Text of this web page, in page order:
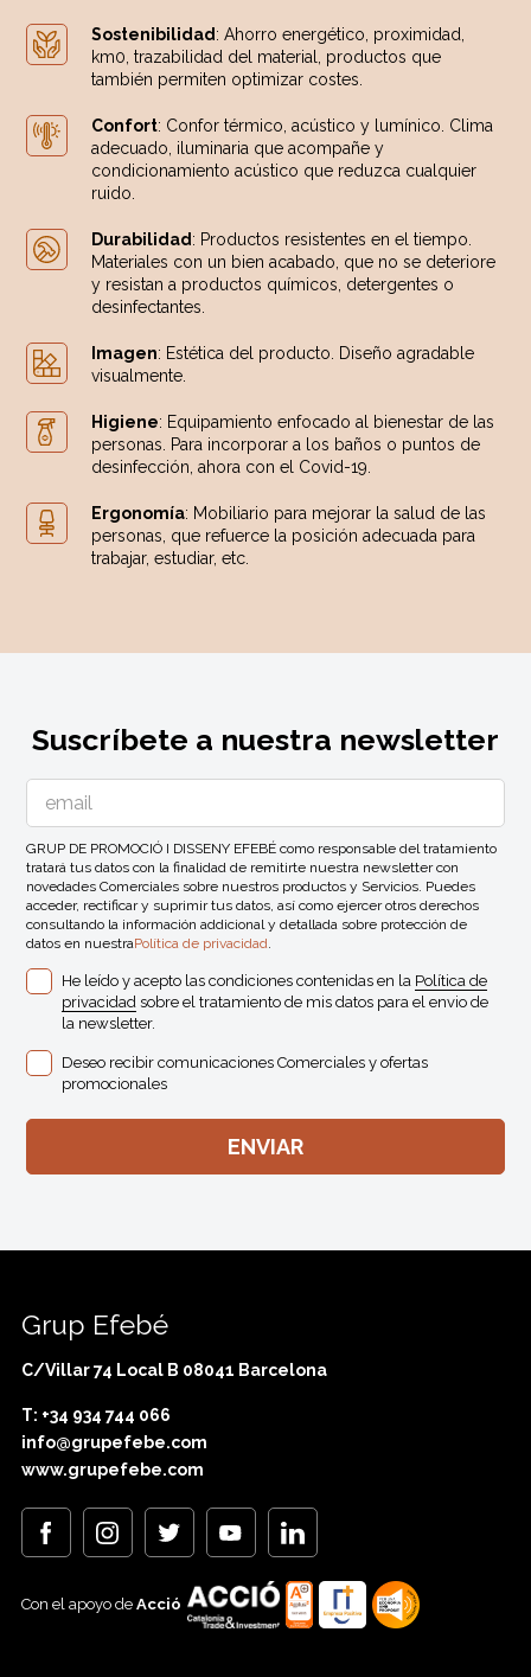
Sostenibilidad: Ahorro energético, proximidad,
km0, trazabilidad del material, productos que
también permiten optimizar costes.
Confort: Confor térmico, acústico y lumínico. Clima
adecuado, iluminaria que acompañe y
condicionamiento acústico que reduzca cualquier
ruido.
Durabilidad: Productos resistentes en el tiempo.
Materiales con un bien acabado, que no se deteriore
y resistan a productos químicos, detergentes o
desinfectantes.
Imagen: Estética del producto. Diseño agradable
visualmente.
Higiene: Equipamiento enfocado al bienestar de las
personas. Para incorporar a los baños o puntos de
desinfección, ahora con el Covid-19.
Ergonomía: Mobiliario para mejorar la salud de las
personas, que refuerce la posición adecuada para
trabajar, estudiar, etc.
Suscríbete a nuestra newsletter
GRUP DE PROMOCIÓ I DISSENY EFEBÉ como responsable del tratamiento
tratará tus datos con la finalidad de remitirte nuestra newsletter con
novedades Comerciales sobre nuestros productos y Servicios. Puedes
acceder, rectificar y suprimir tus datos, así como ejercer otros derechos
consultando la información addicional y detallada sobre protección de
datos en nuestraPolítica de privacidad.
He leído y acepto las condiciones contenidas en la Política de
privacidad sobre el tratamiento de mis datos para el envio de
la newsletter.
Deseo recibir comunicaciones Comerciales y ofertas
promocionales
Grup Efebé
C/Villar 74 Local B 08041 Barcelona
T: +34 934 744 066
info@grupefebe.com
www.grupefebe.com
Con el apoyo de Acció